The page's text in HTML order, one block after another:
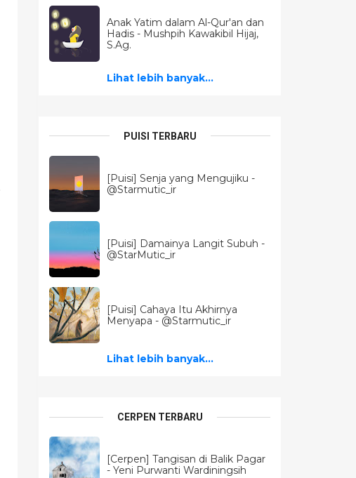
Anak Yatim dalam Al-Qur'an dan
Hadis - Mushpih Kawakibil Hijaj,
S.Ag.
Lihat lebih banyak...
PUISI TERBARU
[Puisi] Senja yang Mengujiku -
@Starmutic_ir
[Puisi] Damainya Langit Subuh -
@StarMutic_ir
[Puisi] Cahaya Itu Akhirnya
Menyapa - @Starmutic_ir
Lihat lebih banyak...
CERPEN TERBARU
[Cerpen] Tangisan di Balik Pagar
- Yeni Purwanti Wardiningsih